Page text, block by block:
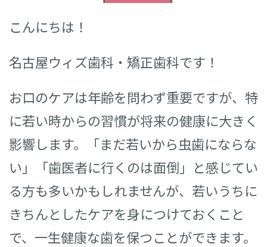
こんにちは！
名古屋ウィズ歯科・矯正歯科です！
お口のケアは年齢を問わず重要ですが、特
に若い時からの習慣が将来の健康に大きく
影響します。「まだ若いから虫歯にならな
い」「歯医者に行くのは面倒」と感じてい
る方も多いかもしれませんが、若いうちに
きちんとしたケアを身につけておくこと
で、一生健康な歯を保つことができます。